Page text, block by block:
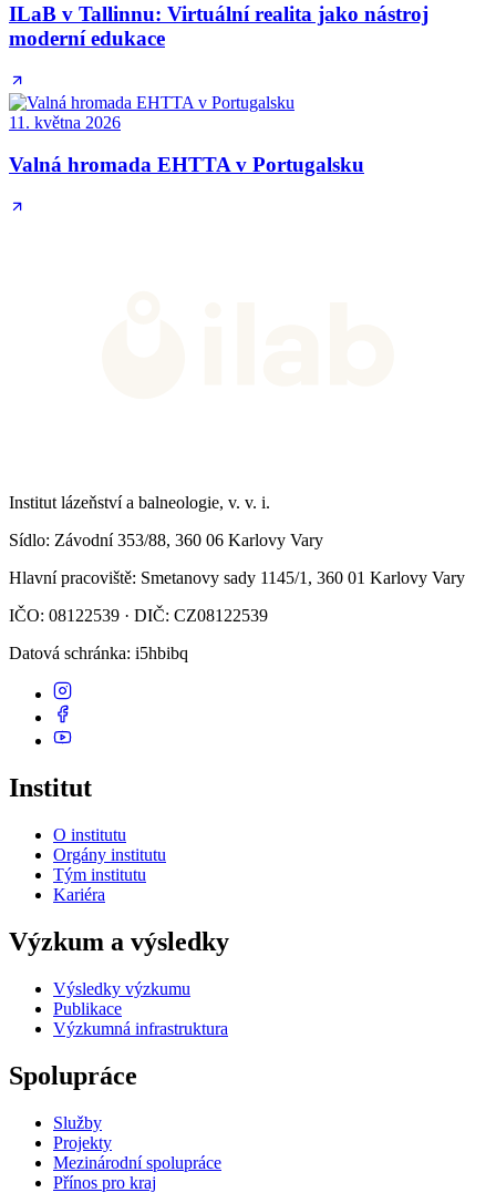
ILaB v Tallinnu: Virtuální realita jako nástroj
moderní edukace
11. května 2026
Valná hromada EHTTA v Portugalsku
Institut lázeňství a balneologie, v. v. i.
Sídlo: Závodní 353/88, 360 06 Karlovy Vary
Hlavní pracoviště: Smetanovy sady 1145/1, 360 01 Karlovy Vary
IČO: 08122539 · DIČ: CZ08122539
Datová schránka: i5hbibq
Institut
O institutu
Orgány institutu
Tým institutu
Kariéra
Výzkum a výsledky
Výsledky výzkumu
Publikace
Výzkumná infrastruktura
Spolupráce
Služby
Projekty
Mezinárodní spolupráce
Přínos pro kraj